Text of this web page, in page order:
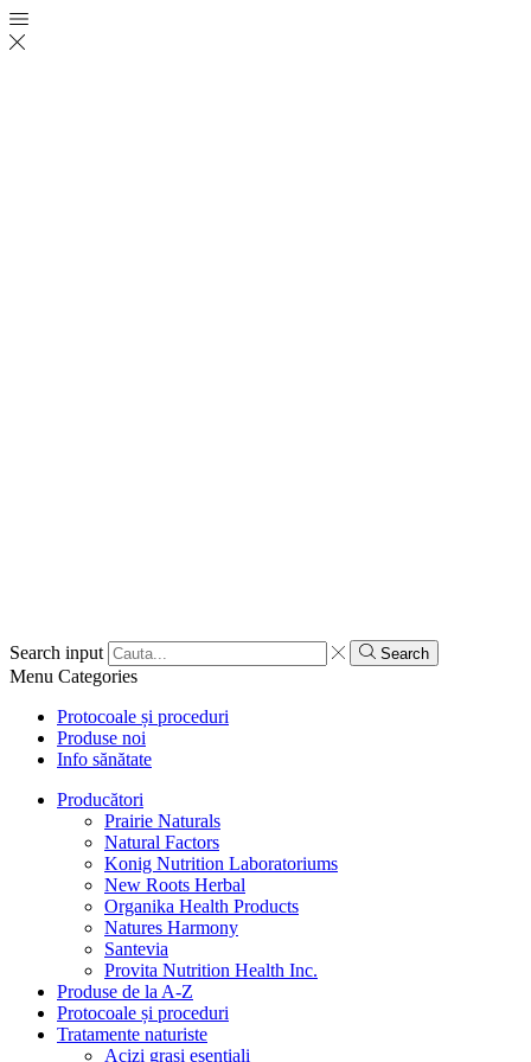
Search input Search
Menu Categories
Protocoale și proceduri
Produse noi
Info sănătate
Producători
Prairie Naturals
Natural Factors
Konig Nutrition Laboratoriums
New Roots Herbal
Organika Health Products
Natures Harmony
Santevia
Provita Nutrition Health Inc.
Produse de la A-Z
Protocoale și proceduri
Tratamente naturiste
Acizi grași esențiali